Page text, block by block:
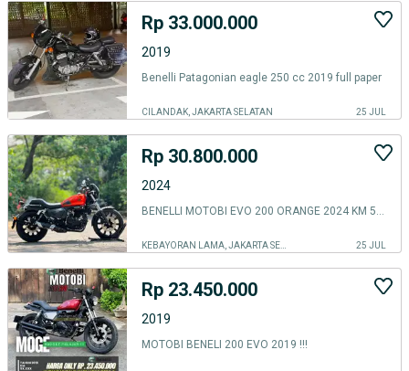
Rp 33.000.000
2019
Benelli Patagonian eagle 250 cc 2019 full paper
CILANDAK, JAKARTA SELATAN 25 JUL
Rp 30.800.000
2024
BENELLI MOTOBI EVO 200 ORANGE 2024 KM 5K PAJAK ON SIAP TOURING
25 JUL
Rp 23.450.000
2019
MOTOBI BENELI 200 EVO 2019 !!!